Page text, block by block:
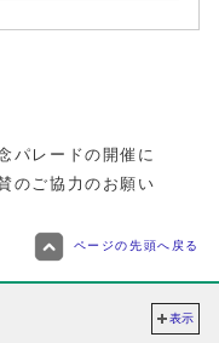
パレードの開催に
のご協力のお願い
ページの先頭へ戻る
表示